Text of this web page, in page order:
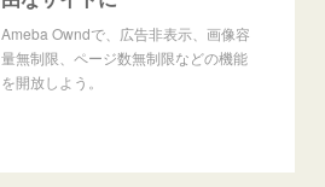
Ameba Owndで、広告非表示、画像容
量無制限、ページ数無制限などの機能
を開放しよう。